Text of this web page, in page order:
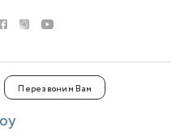
Перезвоним Вам